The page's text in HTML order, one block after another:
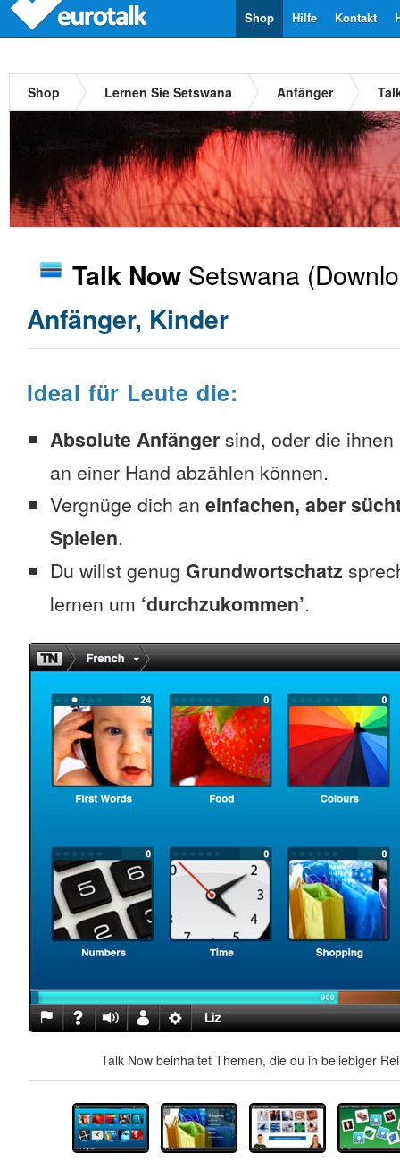
Kontakt
Hilfe
Shop
Shop Lernen Sie Setswana Anfänger
Talk Now Setswana
Anfänger, Kinder
Ideal für Leute die:
Absolute Anfänger sind, oder die
an einer Hand abzählen können.
Vergnüge dich an einfachen, aber
Spielen.
Du willst genug Grundwortschatz
lernen um ‘durchzukommen’.
Talk Now beinhaltet Themen, die du in beliebiger